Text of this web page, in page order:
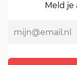
Meld